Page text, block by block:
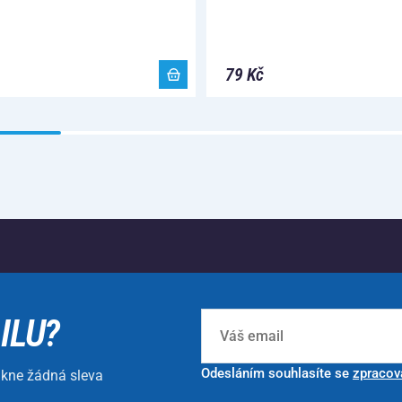
79 Kč
žádná sleva Odesláním souhlasíte se